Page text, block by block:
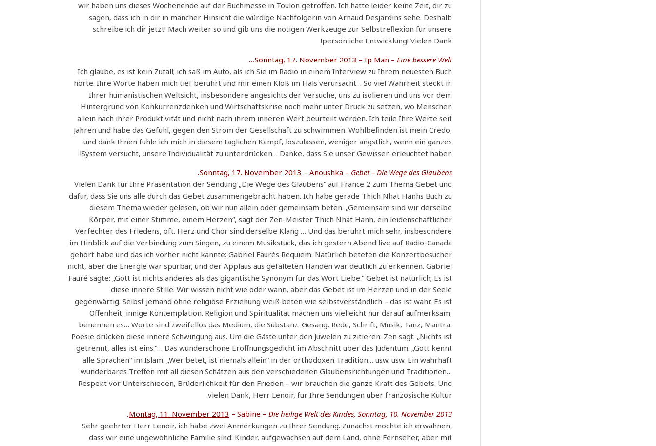
wir haben uns dieses Wochenende auf der Buchmesse in Toulon getroffen. Ich hatte leider keine Zeit, dir zu
sagen, dass ich in dir in mancher Hinsicht die würdige Nachfolgerin von Arnaud Desjardins sehe. Deshalb
schreibe ich dir jetzt! Mach weiter so und gib uns die nötigen Werkzeuge zur Selbstreflexion für unsere
persönliche Entwicklung! Vielen Dank!
Sonntag, 17. November 2013 – Ip Man –Eine bessere Welt…
Ich glaube, es ist kein Zufall; ich saß im Auto, als ich Sie im Radio in einem Interview zu Ihrem neuesten Buch
hörte. Ihre Worte haben mich tief berührt und mir einen Kloß im Hals verursacht… So viel Wahrheit steckt in
Ihrer humanistischen Weltsicht, insbesondere angesichts der Versuche, uns zu isolieren und uns vor dem
Hintergrund von Konkurrenzdenken und Wirtschaftskrise noch mehr unter Druck zu setzen, wo Menschen
allein nach ihrer Produktivität und nicht nach ihrem inneren Wert beurteilt werden. Ich teile Ihre Werte seit
Jahren und habe das Gefühl, gegen den Strom der Gesellschaft zu schwimmen. Wohlbefinden ist mein Credo,
und dank Ihnen fühle ich mich in diesem täglichen Kampf, loszulassen, weniger ängstlich, wenn ein ganzes
System versucht, unsere Individualität zu unterdrücken… Danke, dass Sie unser Gewissen erleuchtet haben!
Sonntag, 17. November 2013 – Anoushka – Gebet – Die Wege des Glaubens.
Vielen Dank für Ihre Präsentation der Sendung „Die Wege des Glaubens“ auf France 2 zum Thema Gebet und
dafür, dass Sie uns alle durch das Gebet zusammengebracht haben. Ich habe gerade Thich Nhat Hanhs Buch zu
diesem Thema wieder gelesen, ob wir nun allein oder gemeinsam beten. „Gemeinsam sind wir derselbe
Körper, mit einer Stimme, einem Herzen“, sagt der Zen-Meister Thich Nhat Hanh, ein leidenschaftlicher
Verfechter des Friedens, oft. Herz und Chor sind derselbe Klang … Und das berührt mich sehr, insbesondere
im Hinblick auf die Verbindung zum Singen, zu einem Musikstück, das ich gestern Abend live auf Radio-Canada
gehört habe und das ich vorher nicht kannte: Gabriel Faurés Requiem. Natürlich beteten die Konzertbesucher
nicht, aber die Energie war spürbar, und der Applaus aus gefalteten Händen war deutlich zu erkennen. Gabriel
Fauré sagte: „Gott ist nichts anderes als das gigantische Synonym für das Wort Liebe.“ Gebet ist natürlich; Es ist
diese innere Stille. Wir wissen nicht wie oder wann, aber das Gebet ist im Herzen und in der Seele
gegenwärtig. Selbst jemand ohne religiöse Erziehung weiß beten wie selbstverständlich – das ist wahr. Es ist
Offenheit, innige Kontemplation. Religion und Spiritualität machen uns vielleicht nur darauf aufmerksam,
benennen es… Worte sind zweifellos das Medium, die Substanz. Gesang, Rede, Schrift, Musik, Tanz, Mantra,
Poesie drücken diese innere Schwingung aus. Um die Gäste unter den Juwelen zu zitieren: Zen sagt: „Nichts ist
getrennt, alles ist eins.“… Das wunderschöne Eröffnungsgedicht im Abschnitt über das Judentum. „Gott kennt
alle Sprachen“ im Islam. „Wer betet, ist niemals allein“ in der orthodoxen Tradition… usw. usw. Ein wahrhaft
wunderbares Treffen mit all diesen Schätzen aus den verschiedenen Glaubensrichtungen und Traditionen…
Respekt vor Unterschieden, Brüderlichkeit für den Frieden – wir brauchen die ganze Kraft des Gebets. Und
vielen Dank, Herr Lenoir, für Ihre Sendungen über französische Kultur.
Montag, 11. November 2013 – Sabine –Die heilige Welt des Kindes, Sonntag, 10. November 2013.
Sehr geehrter Herr Lenoir, ich habe zwei Anmerkungen zu Ihrer Sendung. Zunächst möchte ich erwähnen,
dass wir eine ungewöhnliche Familie sind: Kinder, aufgewachsen auf dem Land, ohne Fernseher, aber mit